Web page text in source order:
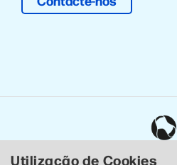
Utilização de Cookies